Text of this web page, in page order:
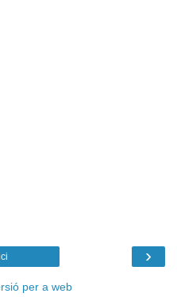
›
per a web